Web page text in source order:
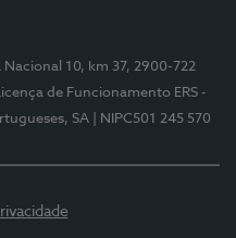
Nacional 10, km 37, 2900-722
de Funcionamento ERS -
SA | NIPC501 245 570